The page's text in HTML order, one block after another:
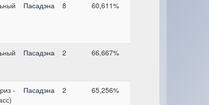
Пасадэна 8 60,611%
Пасадэна 2 66,667%
-
Пасадэна 2 65,256%